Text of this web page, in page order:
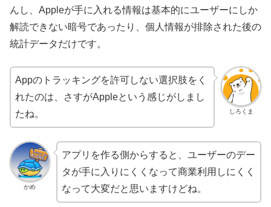
んし、Appleが手に入れる情報は基本的にユーザーにしか
解読できない暗号であったり、個人情報が排除された後の
統計データだけです。
しろくま
Appのトラッキングを許可しない選択肢をく
れたのは、さすがAppleという感じがしまし
たね。
かめ
アプリを作る側からすると、ユーザーのデー
タが手に入りにくくなって商業利用しにくく
なって大変だと思いますけどね。